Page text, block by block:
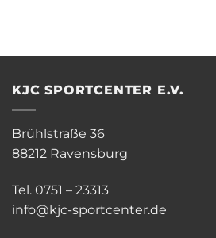
KJC SPORTCENTER E.V.
Brühlstraße 36
88212 Ravensburg
Tel. 0751 – 23313
info@kjc-sportcenter.de